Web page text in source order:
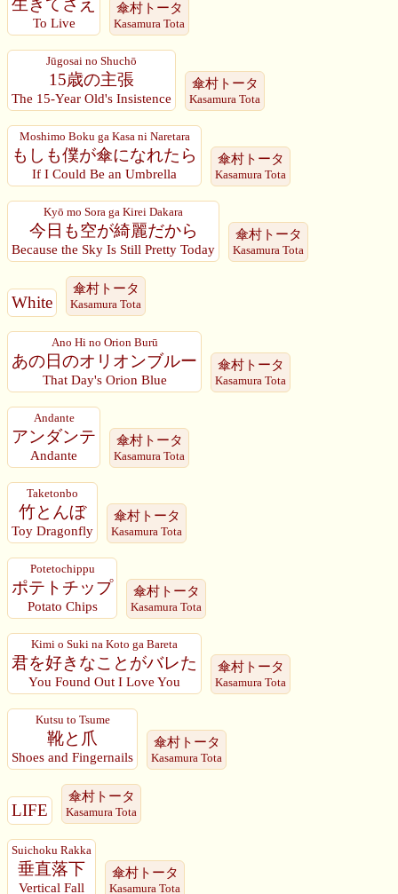
To Live
傘村トータ
Kasamura Tota
Jūgosai no Shuchō
15歳の主張
The 15-Year Old's Insistence
傘村トータ
Kasamura Tota
Moshimo Boku ga Kasa ni Naretara
もしも僕が傘になれたら
If I Could Be an Umbrella
傘村トータ
Kasamura Tota
Kyō mo Sora ga Kirei Dakara
今日も空が綺麗だから
Because the Sky Is Still Pretty Today
傘村トータ
Kasamura Tota
White
傘村トータ
Kasamura Tota
Ano Hi no Orion Burū
あの日のオリオンブルー
That Day's Orion Blue
傘村トータ
Kasamura Tota
Andante
アンダンテ
Andante
傘村トータ
Kasamura Tota
Taketonbo
竹とんぼ
Toy Dragonfly
傘村トータ
Kasamura Tota
Potetochippu
ポテトチップ
Potato Chips
傘村トータ
Kasamura Tota
Kimi o Suki na Koto ga Bareta
君を好きなことがバレた
You Found Out I Love You
傘村トータ
Kasamura Tota
Kutsu to Tsume
靴と爪
Shoes and Fingernails
傘村トータ
Kasamura Tota
LIFE
傘村トータ
Kasamura Tota
Suichoku Rakka
垂直落下
Vertical Fall
傘村トータ
Kasamura Tota